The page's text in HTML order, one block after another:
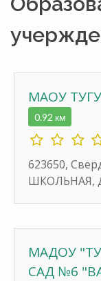
МАОУ
0.92 км
623650,
ШКОЛЬНАЯ,
МАДОУ
САД №6